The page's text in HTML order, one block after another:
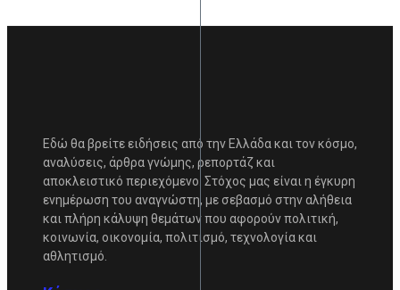
Εδώ θα βρείτε ειδήσεις από την Ελλάδα και τον κόσμο,
αναλύσεις, άρθρα γνώμης, ρεπορτάζ και
αποκλειστικό περιεχόμενο. Στόχος μας είναι η έγκυρη
ενημέρωση του αναγνώστη, με σεβασμό στην αλήθεια
και πλήρη κάλυψη θεμάτων που αφορούν πολιτική,
κοινωνία, οικονομία, πολιτισμό, τεχνολογία και
αθλητισμό.